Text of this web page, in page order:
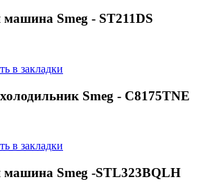
Smeg - ST211DS
в закладки
Smeg - C8175TNE
в закладки
машина Smeg -STL323BQLH